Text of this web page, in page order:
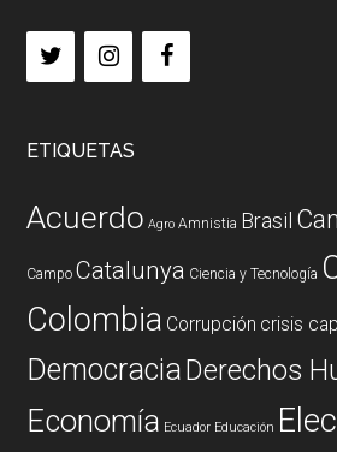
ETIQUETAS
Acuerdo Agro Amnistia Brasil
Campo Catalunya Ciencia y Tecnología
Colombia Corrupción crisis
DemocraciaDerechos
Economía Ecuador Educación